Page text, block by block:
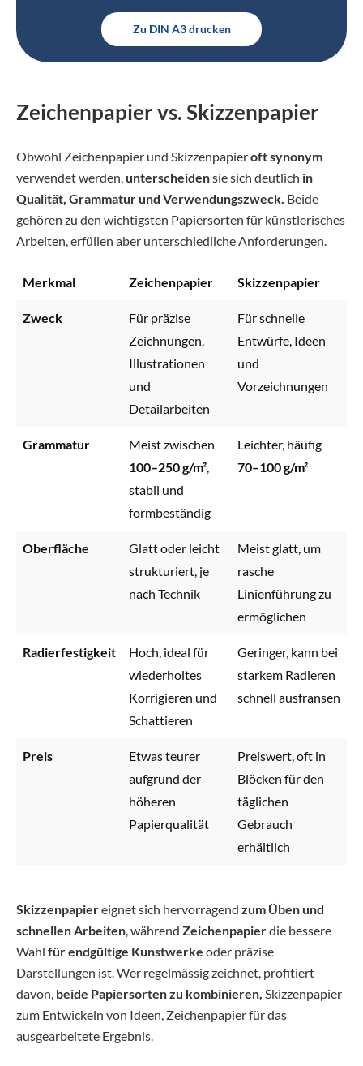
Zu DIN A3 drucken
Zeichenpapier vs. Skizzenpapier
Obwohl Zeichenpapier und Skizzenpapieroft synonym
verwendet werden, unterscheidensie sich deutlich in
Qualität, Grammatur und Verwendungszweck. Beide
gehören zu den wichtigsten Papiersorten für künstlerisches
Arbeiten, erfüllen aber unterschiedliche Anforderungen.
Merkmal Zeichenpapier Skizzenpapier
Zweck
Für präzise
Zeichnungen,
Illustrationen
und
Detailarbeiten
Für schnelle
Entwürfe, Ideen
und
Vorzeichnungen
Grammatur
Meist zwischen
100–250 g/m²,
stabil und
formbeständig
Leichter, häufig
70–100 g/m²
Oberfläche
Glatt oder leicht
strukturiert, je
nach Technik
Meist glatt, um
rasche
Linienführung zu
ermöglichen
Radierfestigkeit
Hoch, ideal für
wiederholtes
Korrigieren und
Schattieren
Geringer, kann bei
starkem Radieren
schnell ausfransen
Preis
Etwas teurer
aufgrund der
höheren
Papierqualität
Preiswert, oft in
Blöcken für den
täglichen
Gebrauch
erhältlich
Skizzenpapiereignet sich hervorragend zum Üben und
schnellen Arbeiten, während Zeichenpapierdie bessere
Wahl für endgültige Kunstwerke oder präzise
Darstellungen ist. Wer regelmässig zeichnet, profitiert
davon, beide Papiersorten zu kombinieren, Skizzenpapier
zum Entwickeln von Ideen, Zeichenpapier für das
ausgearbeitete Ergebnis.